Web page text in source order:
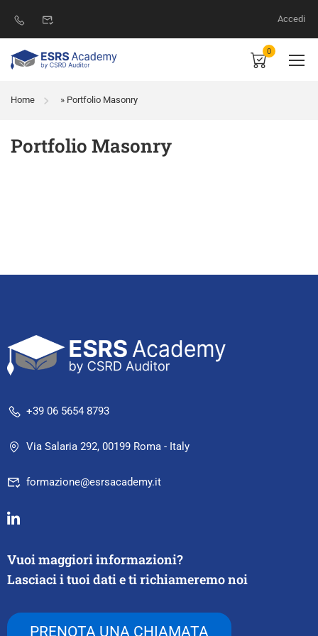
Accedi
0
Home » Portfolio Masonry
Portfolio Masonry
+39 06 5654 8793
Via Salaria 292, 00199 Roma - Italy
formazione@esrsacademy.it
Vuoi maggiori informazioni?
Lasciaci i tuoi dati e ti richiameremo noi
PRENOTA UNA CHIAMATA